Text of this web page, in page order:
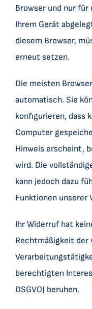
Browser und nur für
Ihrem Gerät
diesem Browser,
erneut setzen.
Die meisten
automatisch. Sie
konfigurieren, dass
Computer
Hinweis erscheint,
wird. Die
kann jedoch dazu
Funktionen unserer
Ihr Widerruf hat
Rechtmäßigkeit der
berechtigten
DSGVO) beruhen.